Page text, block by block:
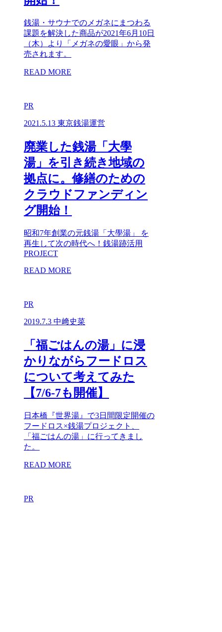
銭湯・サウナでのメガネにまつわる
課題を解決した商品が2021年6月10日
（木）より「メガネの愛眼」から発
売されます。
READ MORE
PR
2021.5.13 東京銭湯運営
廃業した銭湯「大學
湯」を引き続き地域の
拠点に。修繕のための
クラウドファンディン
グ開始！
昭和7年創業の元銭湯「大學湯」 を
再生して次の時代へ！銭湯跡活用
PROJECT
READ MORE
PR
2019.7.3 中﨑史菜
「福ごはんの湯」に浸
かりながらフードロス
について考えてみた
【7/6-7も開催】
日本橋『世界湯』で3日間限定開催の
フードロス×銭湯プロジェクト、
「福ごはんの湯」に行ってきまし
た。
READ MORE
PR